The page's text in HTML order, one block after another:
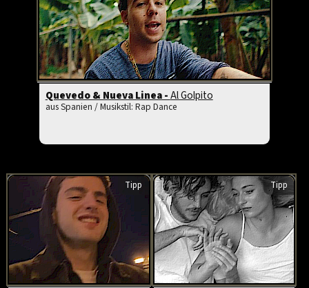
Quevedo & Nueva Linea -Al Golpito
aus Spanien / Musikstil: Rap Dance
Tipp Tipp